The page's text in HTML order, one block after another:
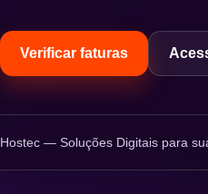
Verificar faturas
Hostec — Soluções Digitais para